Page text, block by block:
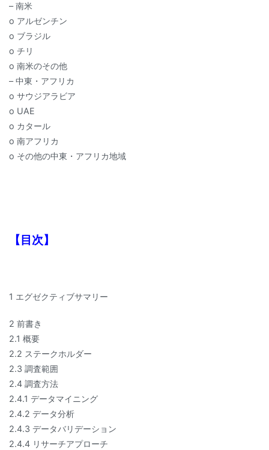
– 南米
o アルゼンチン
o ブラジル
o チリ
o 南米のその他
– 中東・アフリカ
o サウジアラビア
o UAE
o カタール
o 南アフリカ
o その他の中東・アフリカ地域
【目次】
1 エグゼクティブサマリー
2 前書き
2.1 概要
2.2 ステークホルダー
2.3 調査範囲
2.4 調査方法
2.4.1 データマイニング
2.4.2 データ分析
2.4.3 データバリデーション
2.4.4 リサーチアプローチ